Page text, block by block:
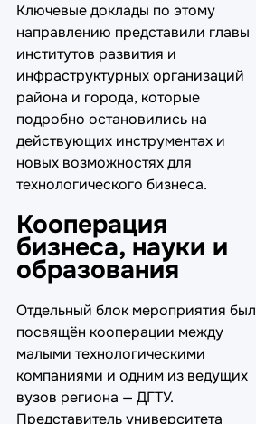
Ключевые доклады по этому
направлению представили главы
институтов развития и
инфраструктурных организаций
района и города, которые
подробно остановились на
действующих инструментах и
новых возможностях для
технологического бизнеса.
Кооперация
бизнеса, науки и
образования
Отдельный блок мероприятия был
посвящён кооперации между
малыми технологическими
компаниями и одним из ведущих
вузов региона — ДГТУ.
Представитель университета